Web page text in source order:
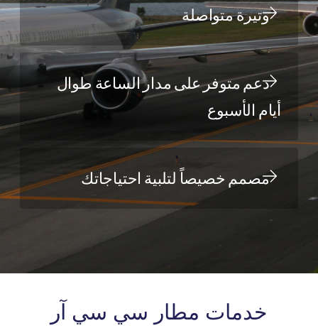
وتيرة متواصلة
دعم متوفر على مدار الساعة طوال
أيام الأسبوع
مصمم خصيصاً لتلبية احتياجاتك
خدمات مطار سي سي آر